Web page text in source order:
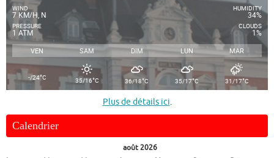
WIND
7 KM/H, N
PRESSURE
1 ATM
HUMIDITY
34%
CLOUDS
1%
VEN SAM DIM LUN MAR
-/24°C 35/16°C 36/18°C 35/17°C 31/17°C
Plus de détails ici.
Calendrier
août 2026